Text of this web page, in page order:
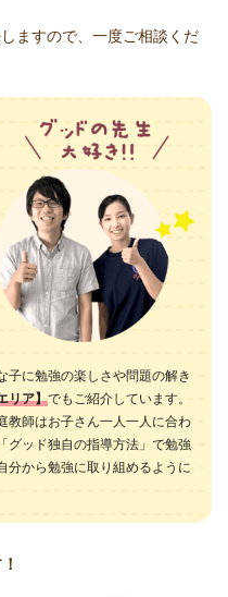
ますので、一度ご相談くだ
子に勉強の楽しさや問題の解き
リア】でもご紹介しています。
教師はお子さん一人一人に合わ
グッド独自の指導方法」で勉強
分から勉強に取り組めるように